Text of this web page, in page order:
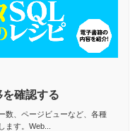
確認する
数、ページビューなど、各種
す。Web...